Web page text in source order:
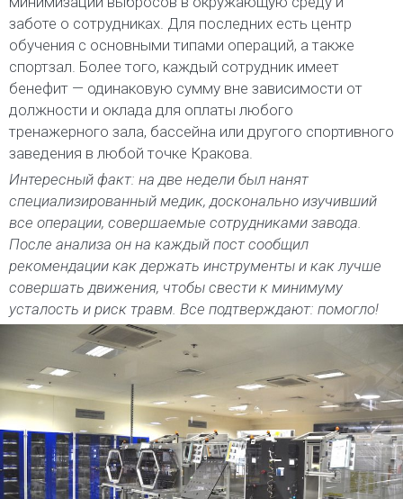
заботе о сотрудниках. Для последних есть центр
обучения с основными типами операций, а также
спортзал. Более того, каждый сотрудник имеет
бенефит — одинаковую сумму вне зависимости от
должности и оклада для оплаты любого
тренажерного зала, бассейна или другого спортивного
заведения в любой точке Кракова.
Интересный факт: на две недели был нанят
специализированный медик, досконально изучивший
все операции, совершаемые сотрудниками завода.
После анализа он на каждый пост сообщил
рекомендации как держать инструменты и как лучше
совершать движения, чтобы свести к минимуму
усталость и риск травм. Все подтверждают: помогло!